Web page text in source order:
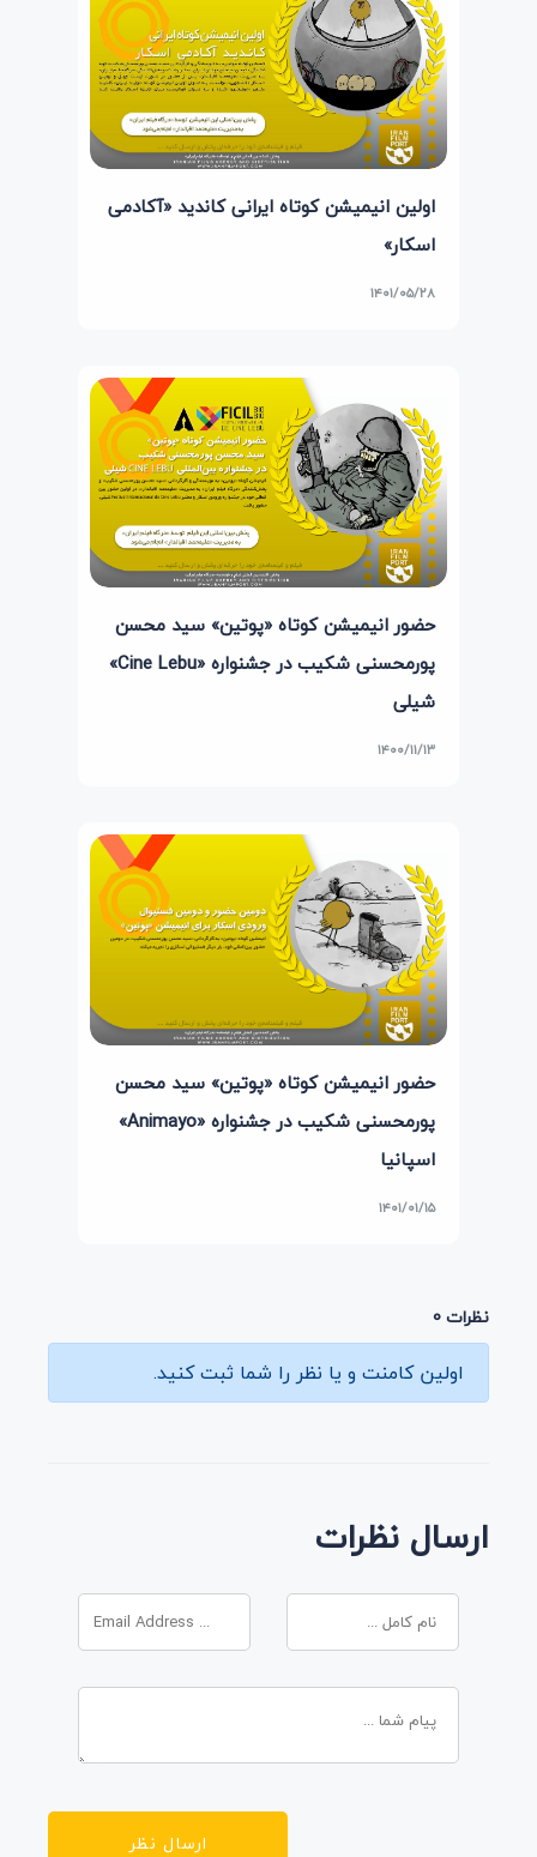
اولین انیمیشن کوتاه ایرانی کاندید «آکادمی
اسکار»
۱۴۰۱/۰۵/۲۸
حضور انیمیشن کوتاه «پوتین» سید محسن
پورمحسنی شکیب در جشنواره «Cine Lebu»
شیلی
۱۴۰۰/۱۱/۱۳
حضور انیمیشن کوتاه «پوتین» سید محسن
پورمحسنی شکیب در جشنواره «Animayo»
اسپانیا
۱۴۰۱/۰۱/۱۵
نظرات 0
اولین کامنت و یا نظر را شما ثبت کنید.
ارسال نظرات
ارسال نظر